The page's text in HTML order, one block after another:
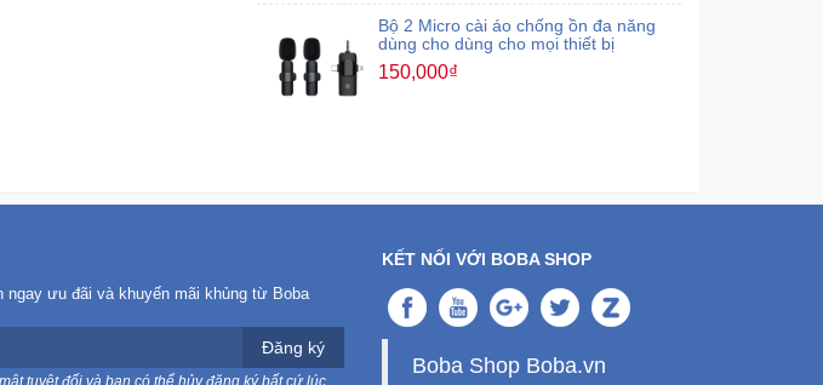
Bộ 2 Micro cài áo chống ồn đa năng
dùng cho dùng cho mọi thiết bị
150,000₫
ngay ưu đãi và khuyến mãi khủng từ Boba
Đăng ký
tuyệt đối và bạn có thể hủy đăng ký bất cứ lúc
KẾT NỐI VỚI BOBA SHOP
Boba Shop Boba.vn